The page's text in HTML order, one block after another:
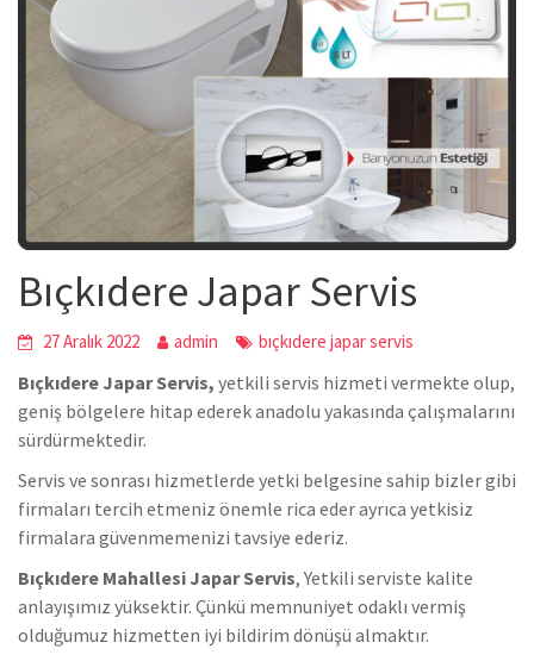
Bıçkıdere Japar Servis
27 Aralık 2022 admin bıçkıdere japar servis
Bıçkıdere Japar Servis, yetkili servis hizmeti vermekte olup,
geniş bölgelere hitap ederek anadolu yakasında çalışmalarını
sürdürmektedir.
Servis ve sonrası hizmetlerde yetki belgesine sahip bizler gibi
firmaları tercih etmeniz önemle rica eder ayrıca yetkisiz
firmalara güvenmemenizi tavsiye ederiz.
Bıçkıdere Mahallesi Japar Servis, Yetkili serviste kalite
anlayışımız yüksektir. Çünkü memnuniyet odaklı vermiş
olduğumuz hizmetten iyi bildirim dönüşü almaktır.